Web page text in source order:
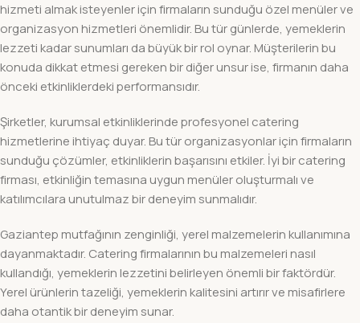
hizmeti almak isteyenler için firmaların sunduğu özel menüler ve
organizasyon hizmetleri önemlidir. Bu tür günlerde, yemeklerin
lezzeti kadar sunumları da büyük bir rol oynar. Müşterilerin bu
konuda dikkat etmesi gereken bir diğer unsur ise, firmanın daha
önceki etkinliklerdeki performansıdır.
Şirketler, kurumsal etkinliklerinde profesyonel catering
hizmetlerine ihtiyaç duyar. Bu tür organizasyonlar için firmaların
sunduğu çözümler, etkinliklerin başarısını etkiler. İyi bir catering
firması, etkinliğin temasına uygun menüler oluşturmalı ve
katılımcılara unutulmaz bir deneyim sunmalıdır.
Gaziantep mutfağının zenginliği, yerel malzemelerin kullanımına
dayanmaktadır. Catering firmalarının bu malzemeleri nasıl
kullandığı, yemeklerin lezzetini belirleyen önemli bir faktördür.
Yerel ürünlerin tazeliği, yemeklerin kalitesini artırır ve misafirlere
daha otantik bir deneyim sunar.